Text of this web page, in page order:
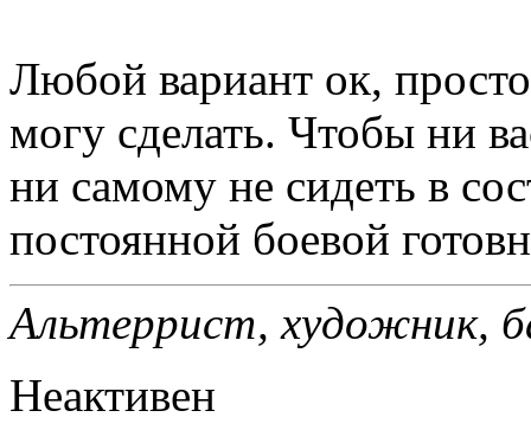
Любой вариант ок,
могу сделать. Чтобы ни
ни самому не сидеть в
постоянной боевой
Альтеррист, художник,
Неактивен